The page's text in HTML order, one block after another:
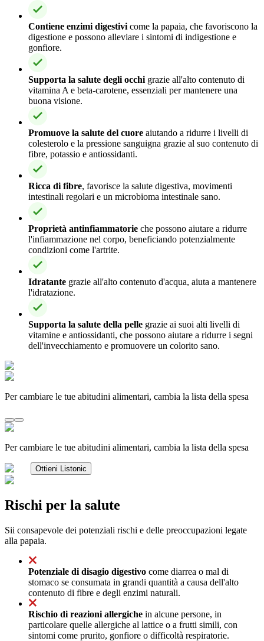
Contiene enzimi digestivi come la papaia, che favoriscono la
digestione e possono alleviare i sintomi di indigestione e
gonfiore.
Supporta la salute degli occhi grazie all'alto contenuto di
vitamina A e beta-carotene, essenziali per mantenere una
buona visione.
Promuove la salute del cuore aiutando a ridurre i livelli di
colesterolo e la pressione sanguigna grazie al suo contenuto di
fibre, potassio e antiossidanti.
Ricca di fibre, favorisce la salute digestiva, movimenti
intestinali regolari e un microbioma intestinale sano.
Proprietà antinfiammatorie che possono aiutare a ridurre
l'infiammazione nel corpo, beneficiando potenzialmente
condizioni come l'artrite.
Idratante grazie all'alto contenuto d'acqua, aiuta a mantenere
l'idratazione.
Supporta la salute della pelle grazie ai suoi alti livelli di
vitamine e antiossidanti, che possono aiutare a ridurre i segni
dell'invecchiamento e promuovere un colorito sano.
Per cambiare le tue abitudini alimentari, cambia la lista della spesa
Per cambiare le tue abitudini alimentari, cambia la lista della spesa
Ottieni Listonic
Rischi per la salute
Sii consapevole dei potenziali rischi e delle preoccupazioni legate
alla papaia.
Potenziale di disagio digestivo come diarrea o mal di
stomaco se consumata in grandi quantità a causa dell'alto
contenuto di fibre e degli enzimi naturali.
Rischio di reazioni allergiche in alcune persone, in
particolare quelle allergiche al lattice o a frutti simili, con
sintomi come prurito, gonfiore o difficoltà respiratorie.